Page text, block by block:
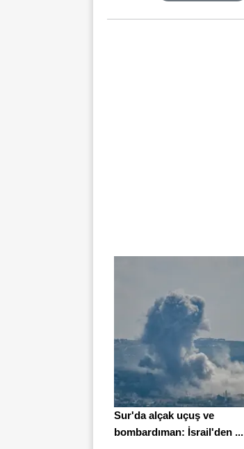
Sur'da alçak uçuş ve
bombardıman: İsrail'den ...